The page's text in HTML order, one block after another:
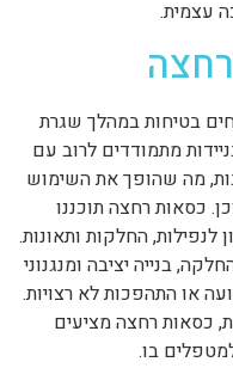
עצמית.
בטיחות במהלך שגרת
מתמודדים לרוב עם
מה שהופך את השימוש
כסאות רחצה תוכננו
לנפילות, החלקות ותאונות.
בנייה יציבה ומנגנוני
או התהפכות לא רצויות.
כסאות רחצה מציעים
בו.